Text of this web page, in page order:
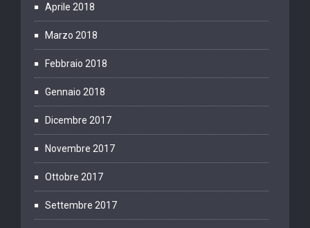
Aprile 2018
Marzo 2018
Febbraio 2018
Gennaio 2018
Dicembre 2017
Novembre 2017
Ottobre 2017
Settembre 2017